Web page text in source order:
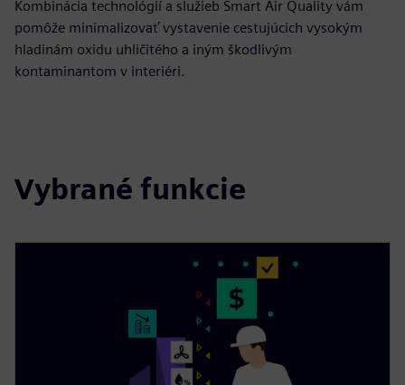
Kombinácia technológií a služieb Smart Air Quality vám
pomôže minimalizovať vystavenie cestujúcich vysokým
hladinám oxidu uhličitého a iným škodlivým
kontaminantom v interiéri.
Vybrané funkcie